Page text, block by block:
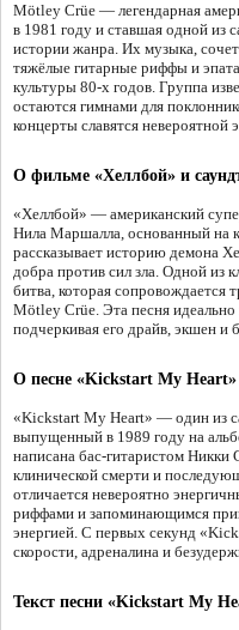
Mötley Crüe — легендарная
в 1981 году и ставшая одной из
истории жанра. Их музыка,
тяжёлые гитарные риффы и
культуры 80-х годов. Группа
остаются гимнами для
концерты славятся невероятной
О фильме «Хеллбой» и
«Хеллбой» — американский
Нила Маршалла, основанный
рассказывает историю демона
добра против сил зла. Одной из
битва, которая
Mötley Crüe. Эта песня
подчеркивая его драйв, экшен и
О песне «Kickstart My Heart»
«Kickstart My Heart» — один из
выпущенный в 1989 году на
написана бас-гитаристом
клинической смерти и
отличается невероятно
риффами и запоминающимся
энергией. С первых секунд
скорости, адреналина и
Текст песни «Kickstart My